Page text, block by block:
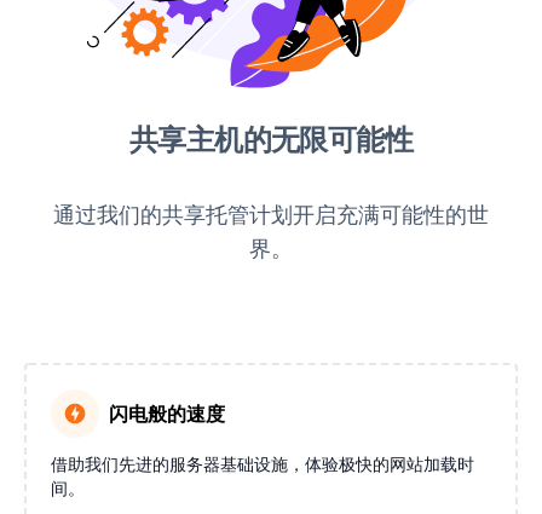
共享主机的无限可能性
通过我们的共享托管计划开启充满可能性的世
界。
闪电般的速度
借助我们先进的服务器基础设施，体验极快的网站加载时
间。